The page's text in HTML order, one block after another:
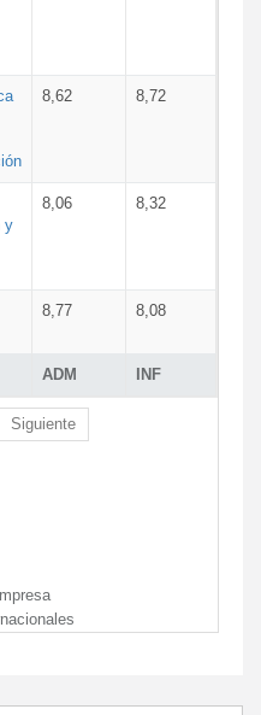
ADM INF
8,62 8,72
y
8,06 8,32
8,77 8,08
Siguiente